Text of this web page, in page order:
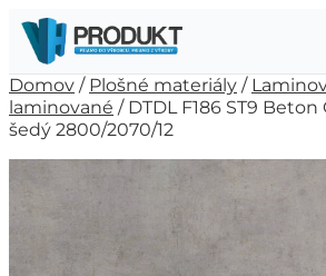
Domov / Plošné materiály /
laminované / DTDL F186 ST9
šedý 2800/2070/12